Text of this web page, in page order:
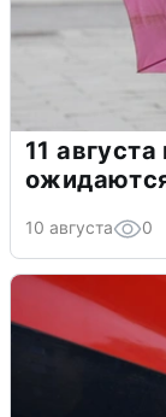
11
10 августа 0